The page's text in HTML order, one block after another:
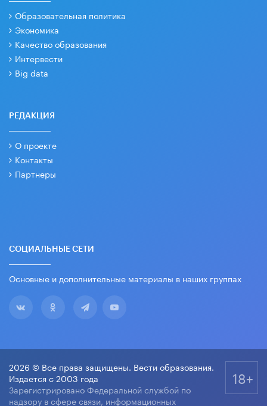
Образовательная политика
Экономика
Качество образования
Интервести
Big data
РЕДАКЦИЯ
О проекте
Контакты
Партнеры
СОЦИАЛЬНЫЕ СЕТИ
Основные и дополнительные материалы в наших группах
2026 © Все права защищены. Вести образования.
Издается с 2003 года
Зарегистрировано Федеральной службой по
надзору в сфере связи, информационных
18+